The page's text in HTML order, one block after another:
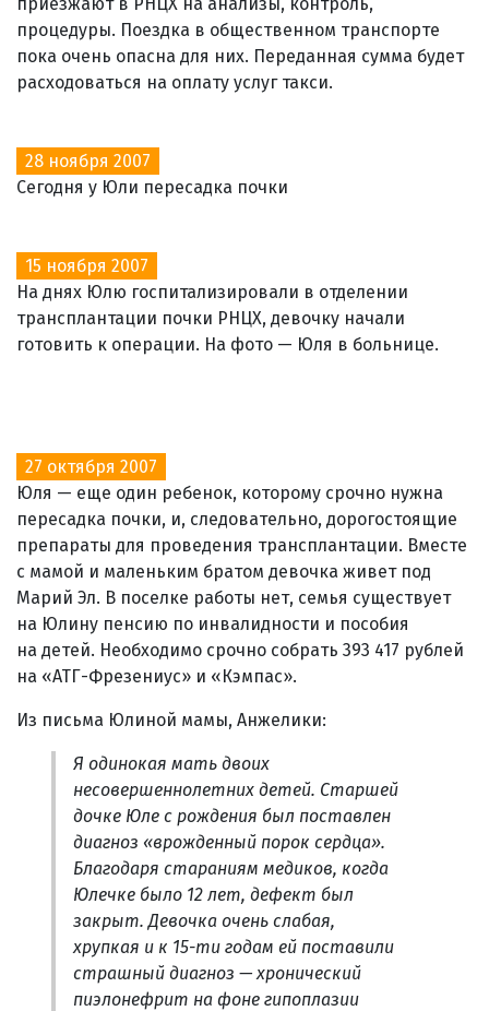
процедуры. Поездка в общественном транспорте
пока очень опасна для них. Переданная сумма будет
расходоваться на оплату услуг такси.
28 ноября 2007
Сегодня у Юли пересадка почки
15 ноября 2007
На днях Юлю госпитализировали в отделении
трансплантации почки РНЦХ, девочку начали
готовить к операции. На фото — Юля в больнице.
27 октября 2007
Юля — еще один ребенок, которому срочно нужна
пересадка почки, и, следовательно, дорогостоящие
препараты для проведения трансплантации. Вместе
с мамой и маленьким братом девочка живет под
Марий Эл. В поселке работы нет, семья существует
на Юлину пенсию по инвалидности и пособия
на детей. Необходимо срочно собрать 393 417 рублей
на «АТГ-Фрезениус» и «Кэмпас».
Из письма Юлиной мамы, Анжелики:
Я одинокая мать двоих
несовершеннолетних детей. Старшей
дочке Юле с рождения был поставлен
диагноз «врожденный порок сердца».
Благодаря стараниям медиков, когда
Юлечке было 12 лет, дефект был
закрыт. Девочка очень слабая,
хрупкая и к 15-ти годам ей поставили
страшный диагноз — хронический
пиэлонефрит на фоне гипоплазии